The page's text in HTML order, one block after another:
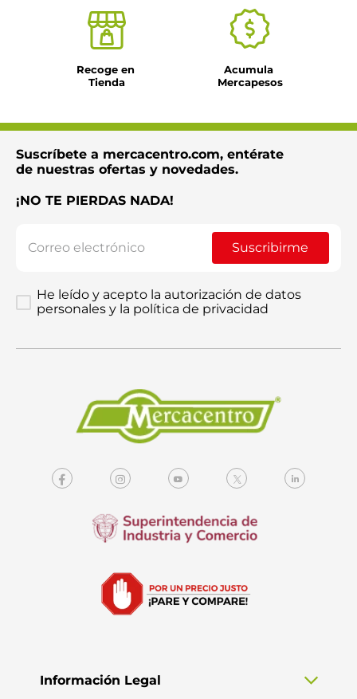
Recoge en
Tienda
Acumula
Mercapesos
Suscríbete a mercacentro.com, entérate
de nuestras ofertas y novedades.
¡NO TE PIERDAS NADA!
Suscribirme
He leído y acepto la autorización de datos
personales y la política de privacidad
Información Legal